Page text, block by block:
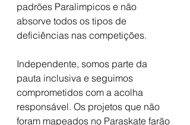
padrões Paralimpicos e não
absorve todos os tipos de
deficiências nas competições.
Independente, somos parte da
pauta inclusiva e seguimos
comprometidos com a acolha
responsável. Os projetos que não
foram mapeados no Paraskate farão